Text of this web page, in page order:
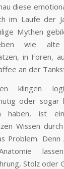
diese
im Laufe der
Mythen
wie alte
in Foren,
an der
klingen
oder sogar
haben, ist
Wissen
Problem. Denn
Stolz oder